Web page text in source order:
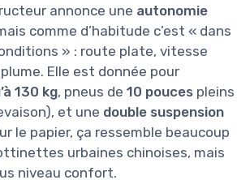
annonce une autonomie
comme d’habitude c’est « dans
» : route plate, vitesse
Elle est donnée pour
130 kg, pneus de 10 pouces pleins
et une double suspension
le papier, ça ressemble beaucoup
urbaines chinoises, mais
niveau confort.